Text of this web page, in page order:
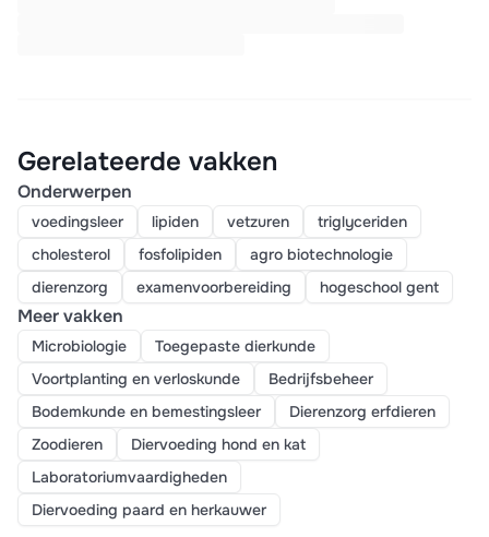
Gerelateerde vakken
Onderwerpen
voedingsleer lipiden vetzuren
triglyceriden
cholesterol
fosfolipiden
agro biotechnologie
dierenzorg
examenvoorbereiding hogeschool gent
Meer vakken
Microbiologie
Toegepaste dierkunde
Voortplanting en verloskunde
Bedrijfsbeheer
Bodemkunde en bemestingsleer
Dierenzorg erfdieren
Zoodieren
Diervoeding hond en kat
Laboratoriumvaardigheden
Diervoeding paard en herkauwer